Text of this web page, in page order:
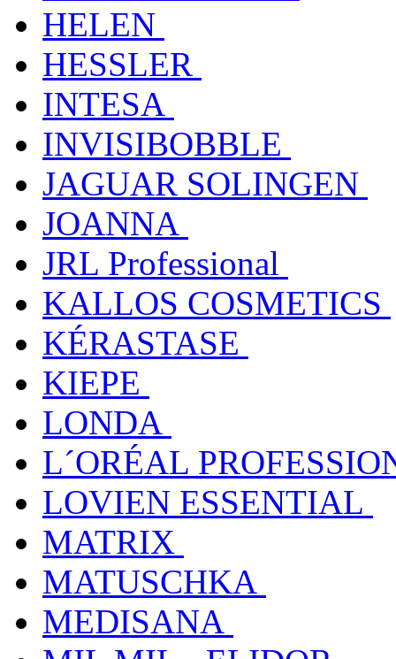
HELEN
HESSLER
INTESA
INVISIBOBBLE
JAGUAR SOLINGEN
JOANNA
JRL Professional
KALLOS COSMETICS
KÉRASTASE
KIEPE
LONDA
L´ORÉAL
LOVIEN ESSENTIAL
MATRIX
MATUSCHKA
MEDISANA